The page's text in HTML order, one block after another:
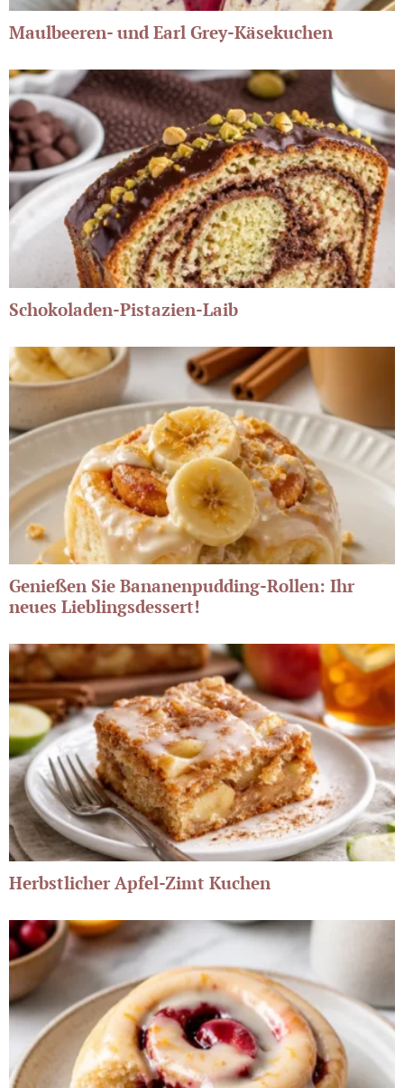
Maulbeeren- und Earl Grey-Käsekuchen
Schokoladen-Pistazien-Laib
Genießen Sie Bananenpudding-Rollen: Ihr
neues Lieblingsdessert!
Herbstlicher Apfel-Zimt Kuchen